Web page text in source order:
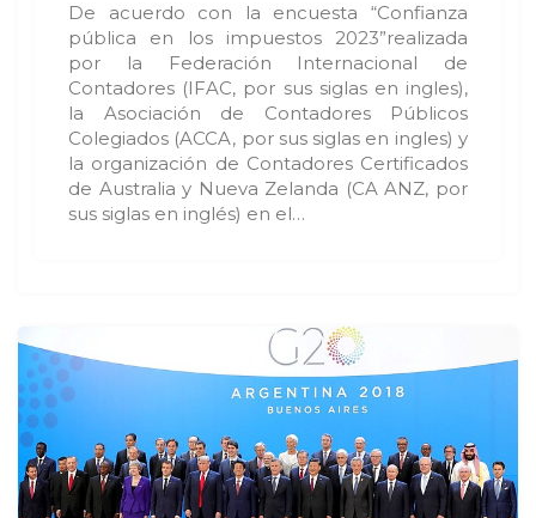
De acuerdo con la encuesta “Confianza
pública en los impuestos 2023”realizada
por la Federación Internacional de
Contadores (IFAC, por sus siglas en ingles),
la Asociación de Contadores Públicos
Colegiados (ACCA, por sus siglas en ingles) y
la organización de Contadores Certificados
de Australia y Nueva Zelanda (CA ANZ, por
sus siglas en inglés) en el…